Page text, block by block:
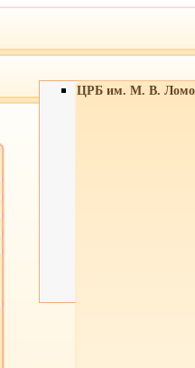
ЦРБ им. М. В.